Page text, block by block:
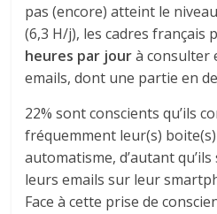
pas (encore) atteint le
(6,3 H/j), les cadres français
heures par jourà consulter
emails, dont une partie en
22% sont conscients qu’ils
fréquemment leur(s)
automatisme, d’autant
leurs emails sur leur
Face à cette prise de